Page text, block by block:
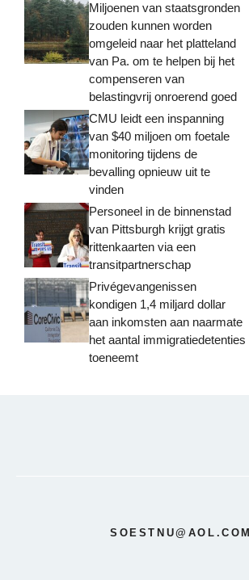
Miljoenen van staatsgronden
zouden kunnen worden
omgeleid naar het platteland
van Pa. om te helpen bij het
compenseren van
belastingvrij onroerend goed
CMU leidt een inspanning
van $40 miljoen om foetale
monitoring tijdens de
bevalling opnieuw uit te
vinden
Personeel in de binnenstad
van Pittsburgh krijgt gratis
rittenkaarten via een
transitpartnerschap
Privégevangenissen
kondigen 1,4 miljard dollar
aan inkomsten aan naarmate
het aantal immigratiedetenties
toeneemt
SOESTNU@AOL.COM